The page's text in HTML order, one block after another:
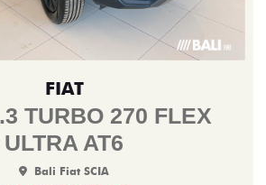
FIAT
TURBO 270 FLEX
ULTRA AT6
Bali Fiat SCIA